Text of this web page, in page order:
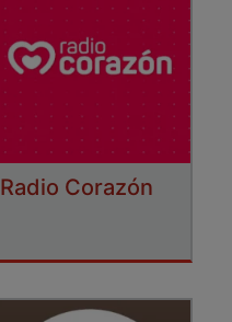
Radio Corazón